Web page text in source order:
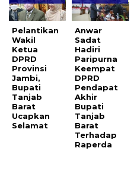
Pelantikan
Wakil
Ketua
DPRD
Provinsi
Jambi,
Bupati
Tanjab
Barat
Ucapkan
Selamat
Anwar
Sadat
Hadiri
Paripurna
Keempat
DPRD
Pendapat
Akhir
Bupati
Tanjab
Barat
Terhadap
Raperda